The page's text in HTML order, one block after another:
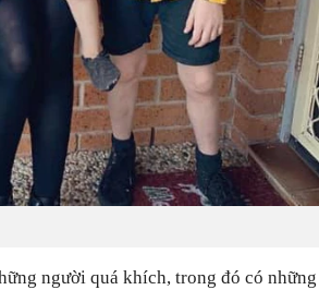
người quá khích, trong đó có những